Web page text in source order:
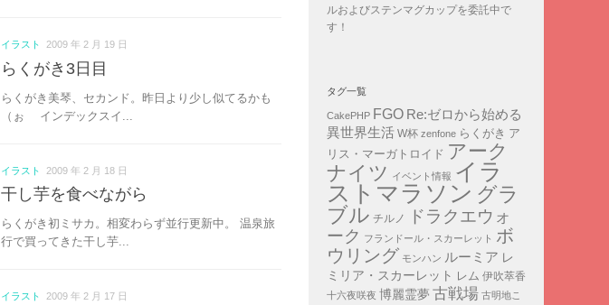
イラスト 2009 年 2 月 19 日
らくがき3日目
らくがき美琴、セカンド。昨日より少し似てるかも
（ぉ インデックスイ...
イラスト 2009 年 2 月 18 日
干し芋を食べながら
らくがき初ミサカ。相変わらず並行更新中。 温泉旅
行で買ってきた干し芋...
イラスト 2009 年 2 月 17 日
ルおよびステンマグカップを委託中で
す！
タグ一覧
CakePHP FGO Re:ゼロから始める
異世界生活 W杯 zenfone らくがき ア
リス・マーガトロイド アーク
ナイツ イベント情報 イラ
ストマラソン グラ
ブル チルノ
ドラクエウォ
ーク フランドール・スカーレット ボ
ウリング モンハン ルーミア レ
ミリア・スカーレット
レム 伊吹萃香
十六夜咲夜 博麗霊夢 古戦場 古明地こ